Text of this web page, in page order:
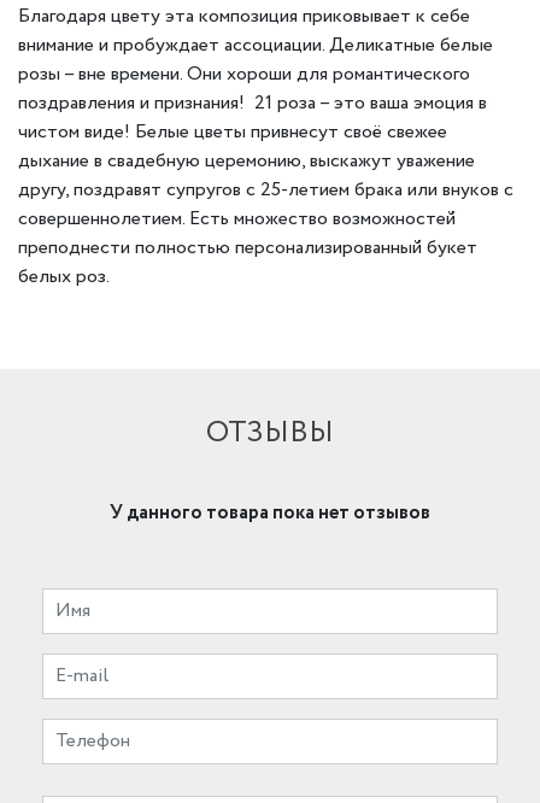
Благодаря цвету эта композиция приковывает к себе
внимание и пробуждает ассоциации. Деликатные белые
розы – вне времени. Они хороши для романтического
поздравления и признания! 21 роза – это ваша эмоция в
чистом виде! Белые цветы привнесут своё свежее
дыхание в свадебную церемонию, выскажут уважение
другу, поздравят супругов с 25-летием брака или внуков с
совершеннолетием. Есть множество возможностей
преподнести полностью персонализированный букет
белых роз.
ОТЗЫВЫ
У данного товара пока нет отзывов